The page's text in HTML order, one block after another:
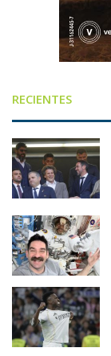
RECIENTES